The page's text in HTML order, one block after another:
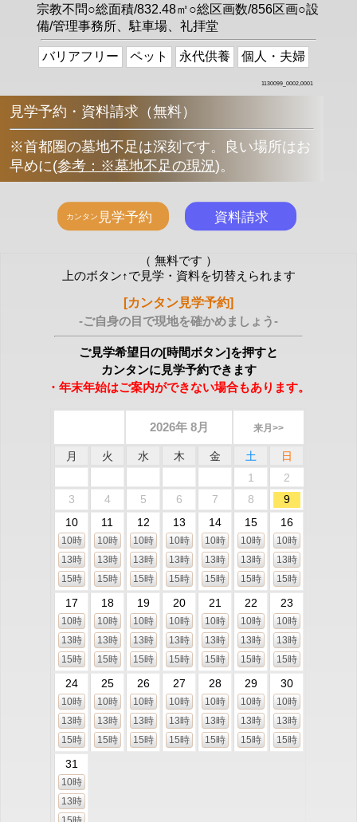
宗教不問○総面積/832.48㎡○総区画数/856区画○設
備/管理事務所、駐車場、礼拝堂
バリアフリー ペット 永代供養 個人・夫婦
1130099_0002,0001
見学予約・資料請求（無料）
※首都圏の墓地不足は深刻です。良い場所はお
早めに(参考：※墓地不足の現況)。
（ 無料です ）
上のボタン↑で見学・資料を切替えられます
[カンタン見学予約]
-ご自身の目で現地を確かめましょう-
ご見学希望日の[時間ボタン]を押すと
カンタンに見学予約できます
・年末年始はご案内ができない場合もあります。
2026年 8月 来月>>
月 火 水 木 金 土
日
1
2
3
4 5 6 7 8
9
10
10時
13時
15時
11
10時
13時
15時
12
10時
13時
15時
13
10時
13時
15時
14
10時
13時
15時
15
10時
13時
15時
16
10時
13時
15時
17
10時
13時
15時
18
10時
13時
15時
19
10時
13時
15時
20
10時
13時
15時
21
10時
13時
15時
22
10時
13時
15時
23
10時
13時
15時
24
10時
13時
15時
25
10時
13時
15時
26
10時
13時
15時
27
10時
13時
15時
28
10時
13時
15時
29
10時
13時
15時
30
10時
13時
15時
31
10時
13時